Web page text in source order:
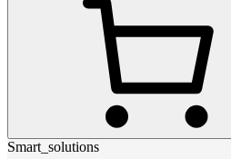
Smart_solutions